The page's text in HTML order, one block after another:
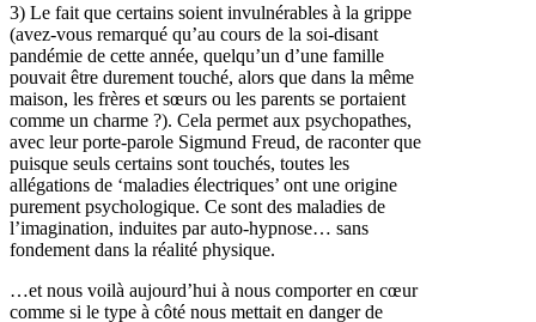
3) Le fait que certains soient invulnérables à la grippe
(avez-vous remarqué qu’au cours de la soi-disant
pandémie de cette année, quelqu’un d’une famille
pouvait être durement touché, alors que dans la même
maison, les frères et sœurs ou les parents se portaient
comme un charme ?). Cela permet aux psychopathes,
avec leur porte-parole Sigmund Freud, de raconter que
puisque seuls certains sont touchés, toutes les
allégations de ‘maladies électriques’ ont une origine
purement psychologique. Ce sont des maladies de
l’imagination, induites par auto-hypnose… sans
fondement dans la réalité physique.
…et nous voilà aujourd’hui à nous comporter en cœur
comme si le type à côté nous mettait en danger de